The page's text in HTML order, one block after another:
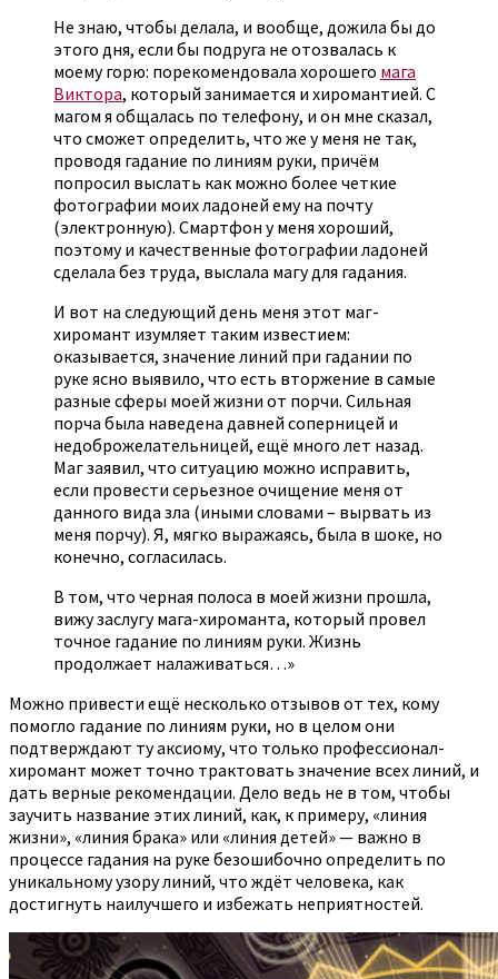
Не знаю, чтобы делала, и вообще, дожила бы до
этого дня, если бы подруга не отозвалась к
моему горю: порекомендовала хорошего мага
Виктора, который занимается и хиромантией. С
магом я общалась по телефону, и он мне сказал,
что сможет определить, что же у меня не так,
проводя гадание по линиям руки, причём
попросил выслать как можно более четкие
фотографии моих ладоней ему на почту
(электронную). Смартфон у меня хороший,
поэтому и качественные фотографии ладоней
сделала без труда, выслала магу для гадания.
И вот на следующий день меня этот маг-
хиромант изумляет таким известием:
оказывается, значение линий при гадании по
руке ясно выявило, что есть вторжение в самые
разные сферы моей жизни от порчи. Сильная
порча была наведена давней соперницей и
недоброжелательницей, ещё много лет назад.
Маг заявил, что ситуацию можно исправить,
если провести серьезное очищение меня от
данного вида зла (иными словами – вырвать из
меня порчу). Я, мягко выражаясь, была в шоке, но
конечно, согласилась.
В том, что черная полоса в моей жизни прошла,
вижу заслугу мага-хироманта, который провел
точное гадание по линиям руки. Жизнь
продолжает налаживаться…»
Можно привести ещё несколько отзывов от тех, кому
помогло гадание по линиям руки, но в целом они
подтверждают ту аксиому, что только профессионал-
хиромант может точно трактовать значение всех линий, и
дать верные рекомендации. Дело ведь не в том, чтобы
заучить название этих линий, как, к примеру, «линия
жизни», «линия брака» или «линия детей» — важно в
процессе гадания на руке безошибочно определить по
уникальному узору линий, что ждёт человека, как
достигнуть наилучшего и избежать неприятностей.